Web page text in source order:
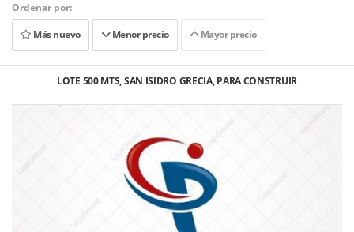
Ordenar por:
Más nuevo
Menor precio Mayor precio
LOTE 500 MTS, SAN ISIDRO GRECIA, PARA CONSTRUIR